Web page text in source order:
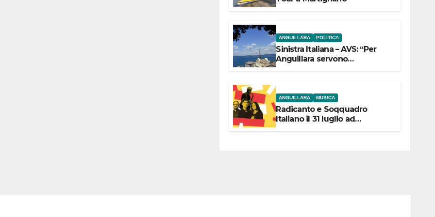
ANGUILLARA POLITICA
Sinistra Italiana – AVS: “Per
Anguillara servono
ANGUILLARA MUSICA
Radicanto e Soqquadro
Italiano il 31 luglio ad